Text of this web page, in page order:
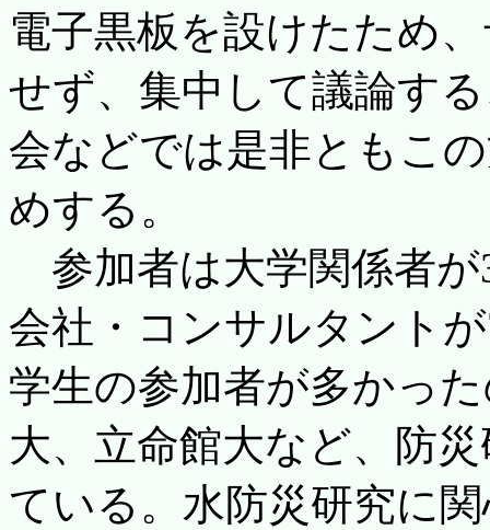
電子黒板を設けたため
せず、集中して議論す
会などでは是非ともこ
めする。
参加者は大学関係者が
会社・コンサルタント
学生の参加者が多かっ
大、立命館大など、防
ている。水防災研究に